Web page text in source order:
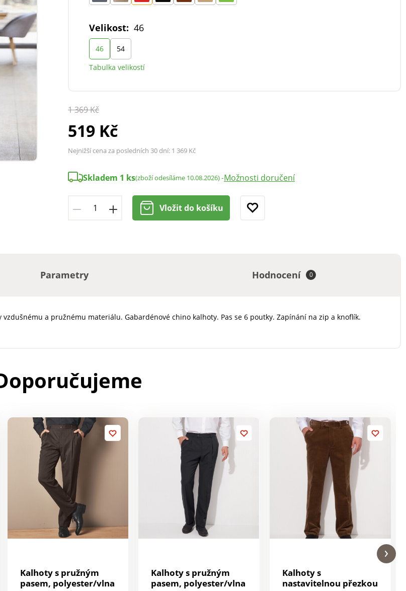
Velikost: 46
46
54
Tabulka velikostí
1 369 Kč
519 Kč
Nejnižší cena za posledních 30 dní: 1 369 Kč
Skladem 1 ks(zboží odesíláme 10.08.2026)-Možnosti doručení
Vložit do košíku
Parametry Hodnocení 0
a pružnému materiálu. Gabardénové chino kalhoty. Pas se 6 poutky. Zapínání na zip a knoflík.
Kalhoty s pružným
pasem, polyester/vlna
Kalhoty s pružným
pasem, polyester/vlna
Kalhoty s
nastavitelnou přezkou